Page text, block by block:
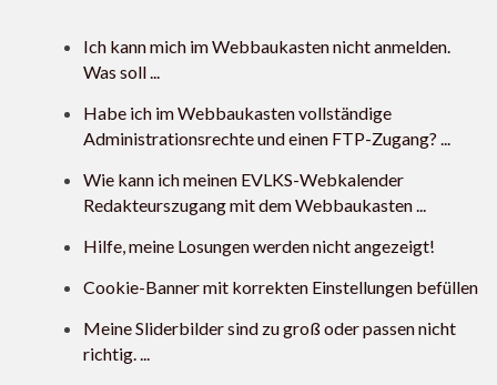
Ich kann mich im Webbaukasten nicht anmelden.
Was soll ...
Habe ich im Webbaukasten vollständige
Administrationsrechte und einen FTP-Zugang? ...
Wie kann ich meinen EVLKS-Webkalender
Redakteurszugang mit dem Webbaukasten ...
Hilfe, meine Losungen werden nicht angezeigt!
Cookie-Banner mit korrekten Einstellungen befüllen
Meine Sliderbilder sind zu groß oder passen nicht
richtig. ...